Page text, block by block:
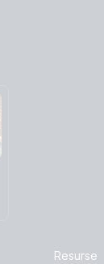
Resurse